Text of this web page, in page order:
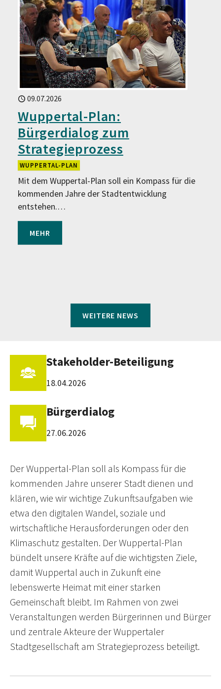
09.07.2026
Wuppertal-Plan:
Bürgerdialog zum
Strategieprozess
WUPPERTAL-PLAN
Mit dem Wuppertal-Plan soll ein Kompass für die
kommenden Jahre der Stadtentwicklung
entstehen.…
MEHR
WEITERE NEWS
Stakeholder-Beteiligung
18.04.2026
Bürgerdialog
27.06.2026
Der Wuppertal-Plan soll als Kompass für die
kommenden Jahre unserer Stadt dienen und
klären, wie wir wichtige Zukunftsaufgaben wie
etwa den digitalen Wandel, soziale und
wirtschaftliche Herausforderungen oder den
Klimaschutz gestalten. Der Wuppertal-Plan
bündelt unsere Kräfte auf die wichtigsten Ziele,
damit Wuppertal auch in Zukunft eine
lebenswerte Heimat mit einer starken
Gemeinschaft bleibt. Im Rahmen von zwei
Veranstaltungen werden Bürgerinnen und Bürger
und zentrale Akteure der Wuppertaler
Stadtgesellschaft am Strategieprozess beteiligt.